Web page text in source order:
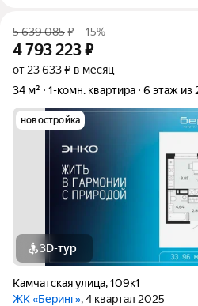
5 639 085₽ –15%
4 793 223₽
от 23 633 ₽ в месяц
34 м²
1-комн. квартира 6 этаж из
новостройка
3D-тур
Камчатская улица,109к1
ЖК «Беринг», 4 квартал 2025